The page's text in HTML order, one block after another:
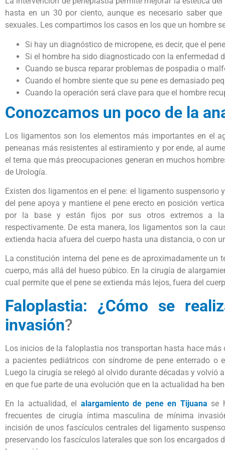
hasta en un 30 por ciento, aunque es necesario saber
sexuales. Les compartimos los casos en los que un hombre
Si hay un diagnóstico de micropene, es decir, que el
Si el hombre ha sido diagnosticado con la enfermedad
Cuando se busca reparar problemas de pospadia o
Cuando el hombre siente que su pene es demasiado
Cuando la operación será clave para que el hombre
Conozcamos un poco de la
Los ligamentos son los elementos más importantes en el
peneanas más resistentes al estiramiento y por ende, al
el tema que más preocupaciones generan en muchos
de Urología.
Existen dos ligamentos en el pene: el ligamento
del pene apoya y mantiene el pene erecto en posición
por la base y están fijos por sus otros extremos a
respectivamente. De esta manera, los ligamentos son la
extienda hacia afuera del cuerpo hasta una distancia, o con
La constitución interna del pene es de aproximadamente un
cuerpo, más allá del hueso púbico. En la cirugía de
cual permite que el pene se extienda más lejos, fuera del
Faloplastia: ¿Cómo se
invasión?
Los inicios de la faloplastia nos transportan hasta hace
a pacientes pediátricos con síndrome de pene enterrado o
Luego la cirugía se relegó al olvido durante décadas y volvió
en que fue parte de una evolución que en la actualidad ha
En la actualidad, el alargamiento de pene en Tijuana se
frecuentes de cirugía íntima masculina de mínima
incisión de unos fascículos centrales del ligamento
preservando los fascículos laterales que son los encargados